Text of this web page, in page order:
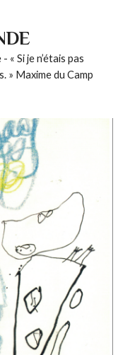
Si je n’étais pas
» Maxime du Camp